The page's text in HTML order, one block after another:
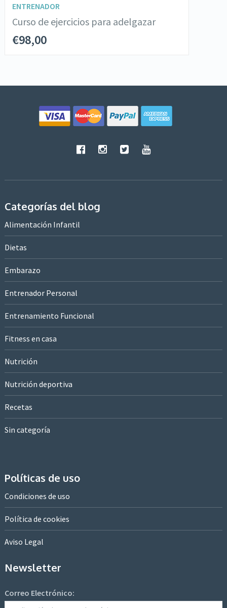
ENTRENADOR
Curso de ejercicios para adelgazar
€98,00
Categorías del blog
Alimentación Infantil
Dietas
Embarazo
Entrenador Personal
Entrenamiento Funcional
Fitness en casa
Nutrición
Nutrición deportiva
Recetas
Sin categoría
Políticas de uso
Condiciones de uso
Política de cookies
Aviso Legal
Newsletter
Correo Electrónico: